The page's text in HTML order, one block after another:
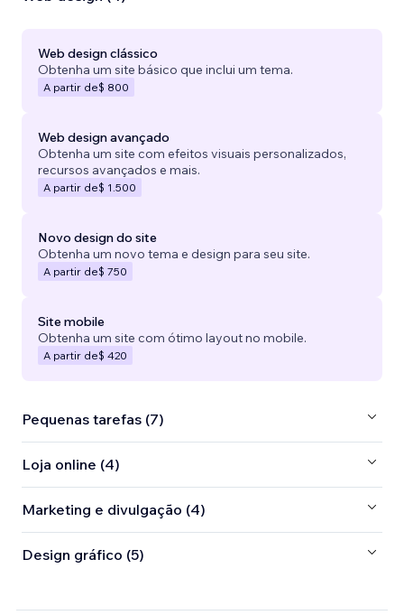
Web design clássico
Obtenha um site básico que inclui um tema.
A partir de$ 800
Web design avançado
Obtenha um site com efeitos visuais personalizados,
recursos avançados e mais.
A partir de$ 1.500
Novo design do site
Obtenha um novo tema e design para seu site.
A partir de$ 750
Site mobile
Obtenha um site com ótimo layout no mobile.
A partir de$ 420
Pequenas tarefas (7)
Loja online (4)
Marketing e divulgação (4)
Design gráfico (5)